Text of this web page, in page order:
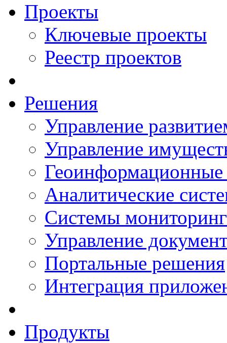
Проекты
Ключевые проекты
Реестр проектов
Решения
Управление
Управление
Аналитические
Системы
Управление
Портальные решения
Интеграция
Продукты